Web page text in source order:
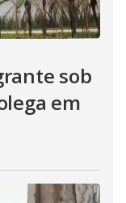
sob
em